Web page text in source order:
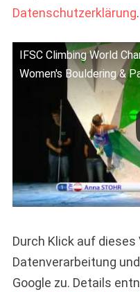
Datenschutzerklärung.
IFSC Climbing World
Women's Bouldering &
Durch Klick auf dieses
Datenverarbeitung
Google zu. Details